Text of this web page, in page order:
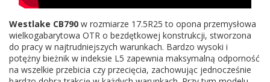
Westlake CB790 w rozmiarze 17.5R25 to opona przemysłowa
wielkogabarytowa OTR o bezdętkowej konstrukcji, stworzona
do pracy w najtrudniejszych warunkach. Bardzo wysoki i
potężny bieżnik w indeksie L5 zapewnia maksymalną odporność
na wszelkie przebicia czy przecięcia, zachowując jednocześnie